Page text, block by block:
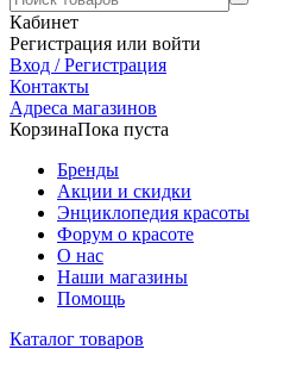
Кабинет
Регистрация или войти
Вход / Регистрация
Контакты
Адреса магазинов
КорзинаПока пуста
Бренды
Акции и скидки
Энциклопедия красоты
Форум о красоте
О нас
Наши магазины
Помощь
Каталог товаров